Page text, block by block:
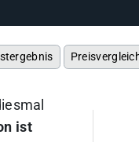
ist